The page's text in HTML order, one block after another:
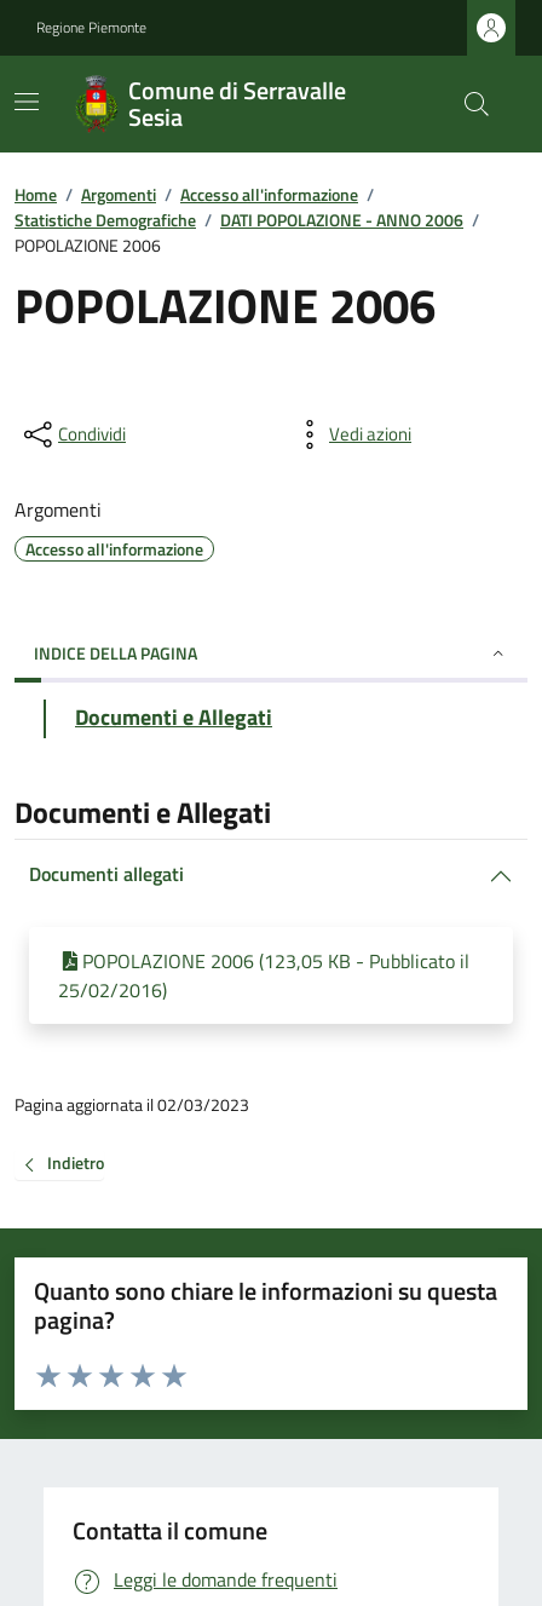
Regione Piemonte
Comune di Serravalle
Sesia
Home / Argomenti / Accesso all'informazione /
Statistiche Demografiche / DATI POPOLAZIONE - ANNO 2006 /
POPOLAZIONE 2006
POPOLAZIONE 2006
Condividi Vedi azioni
Argomenti
Accesso all'informazione
INDICE DELLA PAGINA
Documenti e Allegati
Documenti e Allegati
Documenti allegati
POPOLAZIONE 2006 (123,05 KB - Pubblicato il
25/02/2016)
Pagina aggiornata il 02/03/2023
Indietro
Quanto sono chiare le informazioni su questa
pagina?
Valuta da 1 a 5 stelle la pagina
Valuta 5 stelle su 5
Valuta 4 stelle su 5
Valuta 3 stelle su 5
Valuta 2 stelle su 5
Valuta 1 stelle su 5
Contatta il comune
Leggi le domande frequenti